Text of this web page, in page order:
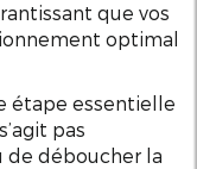
que vos
optimal
étape essentielle
pas
déboucher la